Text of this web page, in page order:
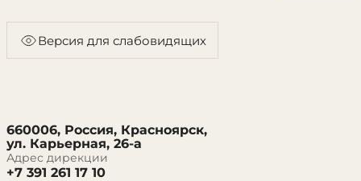
Версия для слабовидящих
660006, Россия, Красноярск,
ул. Карьерная, 26-а
Адрес дирекции
+7 391 261 17 10